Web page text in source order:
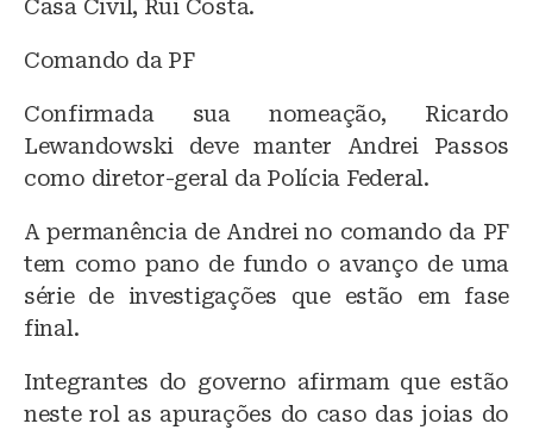
Casa Civil, Rui Costa.
Comando da PF
Confirmada sua nomeação, Ricardo
Lewandowski deve manter Andrei Passos
como diretor-geral da Polícia Federal.
A permanência de Andrei no comando da PF
tem como pano de fundo o avanço de uma
série de investigações que estão em fase
final.
Integrantes do governo afirmam que estão
neste rol as apurações do caso das joias do